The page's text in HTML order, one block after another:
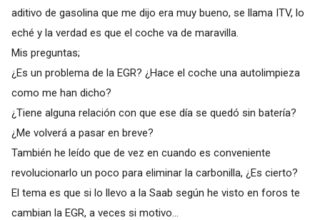
aditivo de gasolina que me dijo era muy bueno, se llama ITV, lo
eché y la verdad es que el coche va de maravilla.
Mis preguntas;
¿Es un problema de la EGR? ¿Hace el coche una autolimpieza
como me han dicho?
¿Tiene alguna relación con que ese día se quedó sin batería?
¿Me volverá a pasar en breve?
También he leído que de vez en cuando es conveniente
revolucionarlo un poco para eliminar la carbonilla, ¿Es cierto?
El tema es que si lo llevo a la Saab según he visto en foros te
cambian la EGR, a veces si motivo...